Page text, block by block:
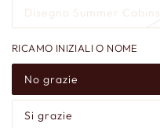
Disegno Summer Cabins
RICAMO INIZIALI O NOME
No grazie
Si grazie